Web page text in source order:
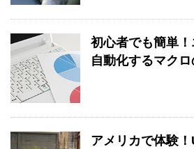
初心者でも簡単
自動化するマク
アメリカで体験